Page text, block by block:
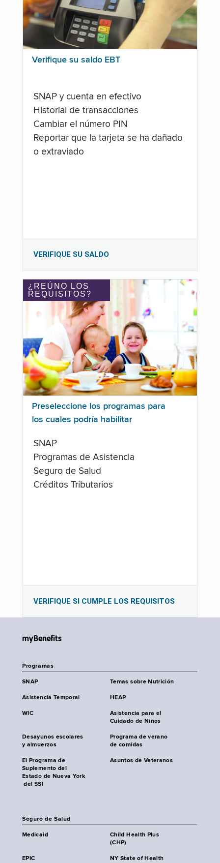
Verifique su saldo EBT
SNAP y cuenta en efectivo
Historial de transacciones
Cambiar el número PIN
Reportar que la tarjeta se ha dañado
o extraviado
VERIFIQUE SU SALDO
¿REÚNO LOS
REQUISITOS?
Preseleccione los programas para
los cuales podría habilitar
SNAP
Programas de Asistencia
Seguro de Salud
Créditos Tributarios
VERIFIQUE SI CUMPLE LOS REQUISITOS
myBenefits
Programas
SNAP Temas sobre Nutrición
Asistencia Temporal HEAP
WIC
Asistencia para el
Cuidado de Niños
Desayunos escolares
y almuerzos
Programa de verano
de comidas
El Programa de
Suplemento del
Estado de Nueva York
del SSI
Asuntos de Veteranos
Seguro de Salud
Medicaid
Child Health Plus
(CHP)
EPIC NY State of Health